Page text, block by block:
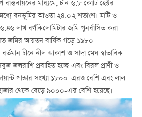
মাধ্যমে, চীন ৬.৮ কোটি হেক্টর
বনভূমির আওতা ২৪.০২ শতাংশ। মাটি ও
লাখ বর্গকিলোমিটার জমি পুনর্বাসিত করা
জমির আয়তন বার্ষিক গড়ে ১৯৮০
বর্তমান চীনে নীল আকাশ ও সাদা মেঘ স্বাভাবিক
জলরাশি প্রবাহিত হচ্ছে এবং বিরল প্রাণী ও
জায়ান্ট পান্ডার সংখ্যা ১৮০০-এরও বেশি এবং লাল-
থেকে বেড়ে ৯০০০-এর বেশি হয়েছে।